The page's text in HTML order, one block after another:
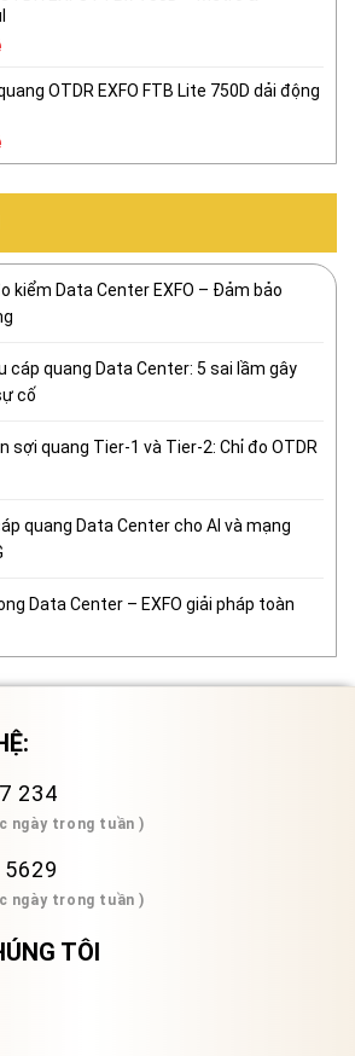
OTDR EXFO FTB Lite 750D dải động
kiểm Data Center EXFO – Đảm bảo
cáp quang Data Center: 5 sai lầm gây
cố
sợi quang Tier-1 và Tier-2: Chỉ đo OTDR
quang Data Center cho AI và mạng
Data Center – EXFO giải pháp toàn
234
ngày trong tuần )
ngày trong tuần )
TÔI